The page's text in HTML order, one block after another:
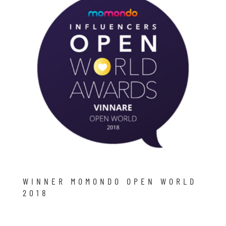
WINNER MOMONDO OPEN WORLD
2018